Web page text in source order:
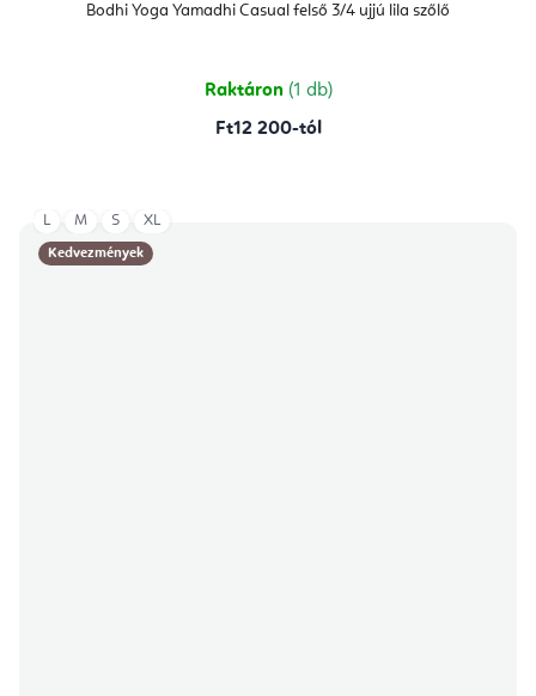
Bodhi Yoga Yamadhi Casual felső 3/4 ujjú lila szőlő
Raktáron (1 db)
Ft12 200-tól
Kedvezmények
L M S XL